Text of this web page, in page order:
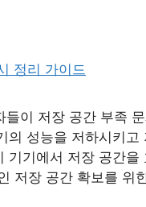
이 저장 공간 부족
성능을 저하시키고
기에서 저장 공간
저장 공간 확보를 위